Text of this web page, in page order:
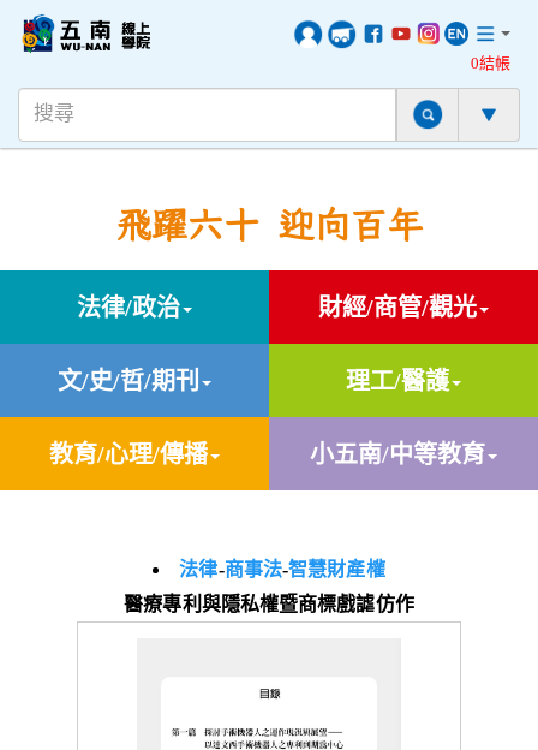
0結帳
飛躍六十 迎向百年
法律/政治 財經/商管/觀光
文/史/哲/期刊 理工/醫護
教育/心理/傳播 小五南/中等教育
法律-商事法-智慧財產權
醫療專利與隱私權暨商標戲謔仿作